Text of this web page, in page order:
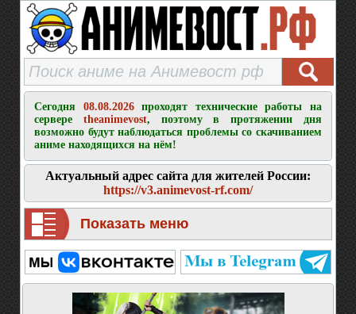
Сегодня 08.08.2026проходят технические работы на
сервере theanimevost, поэтому в протяжении дня
возможно будут наблюдаться проблемы со скачиванием
аниме находящихся на нём!
Актуальный адрес сайта для жителей России:
https://v3.animevost-rf.com/
Показать меню